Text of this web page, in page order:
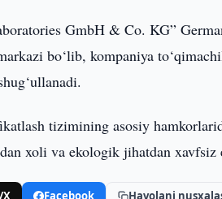
GmbH & Co. KG”
bo‘lib, kompaniya
tizimining asosiy
xoli va ekologik jihatdan
Facebook Havolani